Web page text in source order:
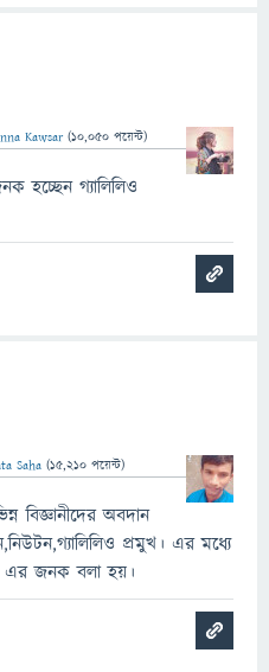
Kawsar (10,050 পয়েন্ট)
হচ্ছেন গ্যালিলিও
Saha (15,210 পয়েন্ট)
বিজ্ঞানীদের অবদান
প্রমুখ। এর মধ্যে
এর জনক বলা হয়।